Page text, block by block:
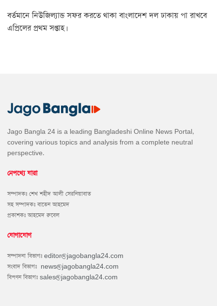
বর্তমানে নিউজিল্যান্ড সফর করতে থাকা বাংলাদেশ দল ঢাকায় পা রাখবে
এপ্রিলের প্রথম সপ্তাহ।
Jago Bangla 24 is a leading Bangladeshi Online News Portal,
covering various topics and analysis from a complete neutral
perspective.
নেপথ্যে যারা
সম্পাদকঃ শেখ শহীদ আলী সেরনিয়াবাত
সহ সম্পাদকঃ বাতেন আহমেদ
প্রকাশকঃ আহমেদ রুবেল
যোগাযোগ
সম্পাদনা বিভাগঃ editor@jagobangla24.com
সংবাদ বিভাগঃ news@jagobangla24.com
বিপণন বিভাগঃ sales@jagobangla24.com